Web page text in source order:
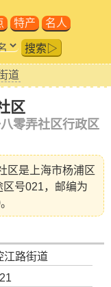
特产 名人
搜索▷
道
区
零弄社区行政区
区是 上海市杨浦区
号021，邮编为
江路街道